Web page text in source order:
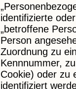
identifizierte
„betroffene
Person
Zuordnung zu
Kennnummer,
Cookie) oder zu
identifiziert